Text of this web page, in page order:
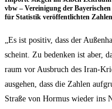
vbw – Ver­ei­ni­gung der
für Sta­tis­tik ver­öf­fent­lich­ten
„Es ist posi­tiv, dass der
scheint. Zu beden­ken ist aber,
raum vor Aus­bruch des Iran-
aus­ge­hen, dass die Zah­len
Stra­ße von Hor­mus wie­der ins